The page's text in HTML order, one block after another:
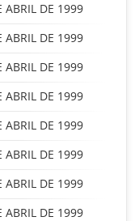
ABRIL DE 1999
ABRIL DE 1999
ABRIL DE 1999
ABRIL DE 1999
ABRIL DE 1999
ABRIL DE 1999
ABRIL DE 1999
ABRIL DE 1999